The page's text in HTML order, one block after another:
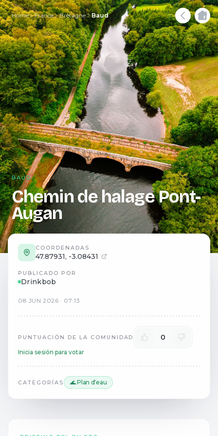
Home France Bretagne Baud
BAUD
Chemin de halage Pont-
Augan
COORDENADAS
47.87931, -3.08431
PUBLICADO POR
Drinkbob
08 JUN 2026 · 07:13
PUNTUACIÓN DE LA COMUNIDAD 0
Inicia sesión para votar
CATEGORÍAS 🌊 Plan d'eau